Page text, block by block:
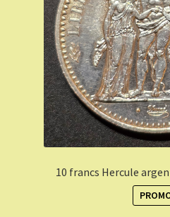
10 francs Hercule